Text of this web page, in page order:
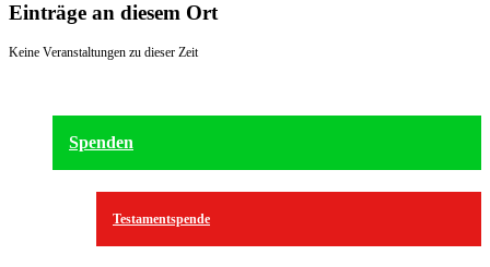
Einträge an diesem Ort
Keine Veranstaltungen zu dieser Zeit
Spenden
Testamentspende